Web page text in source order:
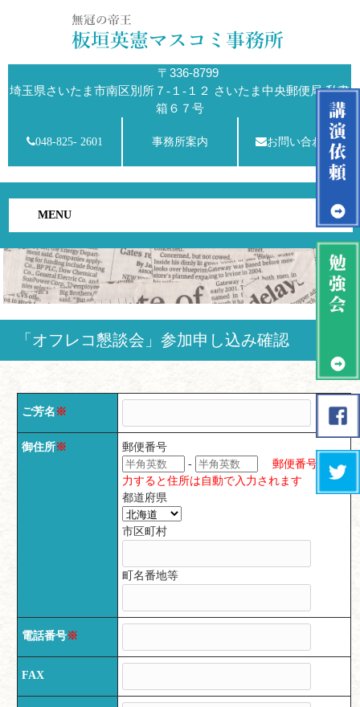
〒336-8799
埼玉県さいたま市南区別所７-１-１２ さいたま中央郵便局 私書
箱６７号
048-825- 2601 事務所案内 お問い合わせ
MENU
「オフレコ懇談会」参加申し込み確認
ご芳名 ※
御住所※
郵便番号
-
郵便番号を入
力すると住所は自動で入力されます
都道府県
市区町村
町名番地等
電話番号※
FAX